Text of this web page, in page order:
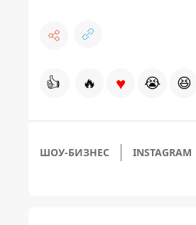
👍 🔥 ♥ 😭 😆
ШОУ-БИЗНЕС INSTAGRAM